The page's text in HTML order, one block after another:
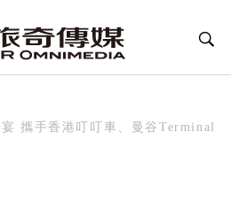
攜手香港叮叮車、曼谷Terminal